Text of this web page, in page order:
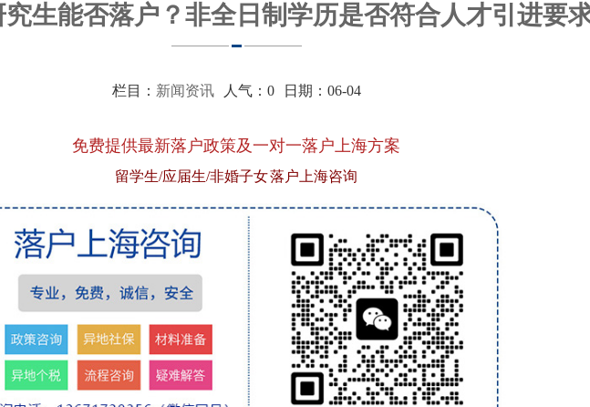
生能否落户？非全日制学历是否符合人才引进要
栏目： 新闻资讯人气： 0日期：06-04
免费提供最新落户政策及一对一落户上海方案
留学生/应届生/非婚子女 落户上海咨询